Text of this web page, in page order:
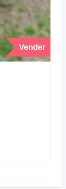
Vender